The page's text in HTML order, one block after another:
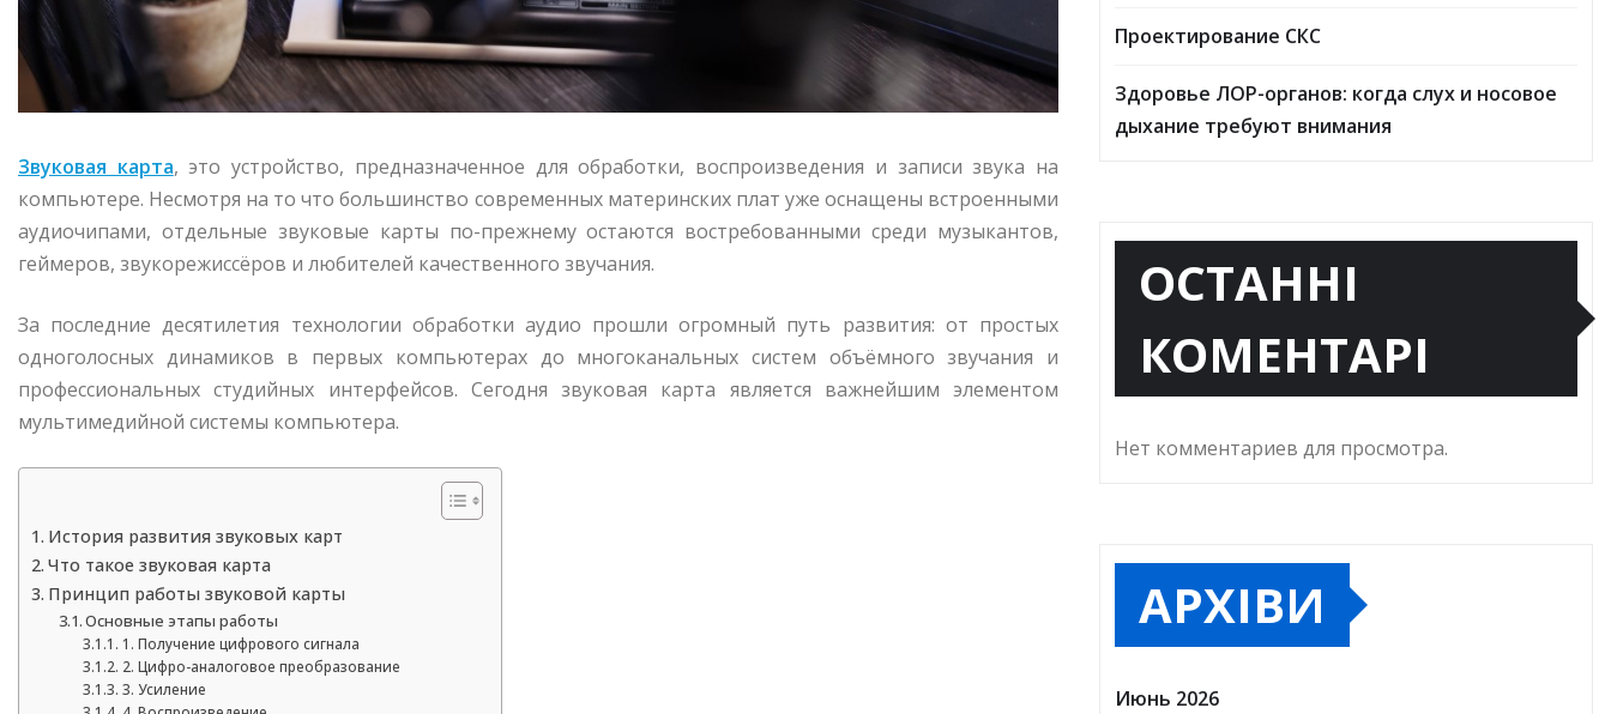
Звуковая карта, это устройство, предназначенное для обработки, воспроизведения и записи звука на
компьютере. Несмотря на то что большинство современных материнских плат уже оснащены встроенными
аудиочипами, отдельные звуковые карты по-прежнему остаются востребованными среди музыкантов,
геймеров, звукорежиссёров и любителей качественного звучания.
За последние десятилетия технологии обработки аудио прошли огромный путь развития: от простых
одноголосных динамиков в первых компьютерах до многоканальных систем объёмного звучания и
профессиональных студийных интерфейсов. Сегодня звуковая карта является важнейшим элементом
мультимедийной системы компьютера.
История развития звуковых карт
Что такое звуковая карта
Принцип работы звуковой карты
Основные этапы работы
1. Получение цифрового сигнала
2. Цифро-аналоговое преобразование
3. Усиление
Проектирование СКС
Здоровье ЛОР-органов: когда слух и носовое
дыхание требуют внимания
ОСТАННІ
КОМЕНТАРІ
Нет комментариев для просмотра.
АРХІВИ
Июнь 2026